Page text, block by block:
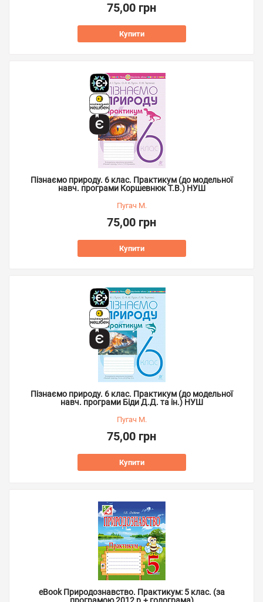
75,00 грн
Купити
Пізнаємо природу. 6 клас. Практикум (до модельної
навч. програми Коршевнюк Т.В.) НУШ
Пугач М.
75,00 грн
Купити
Пізнаємо природу. 6 клас. Практикум (до модельної
навч. програми Біди Д.Д. та ін.) НУШ
Пугач М.
75,00 грн
Купити
eBook Природознавство. Практикум: 5 клас. (за